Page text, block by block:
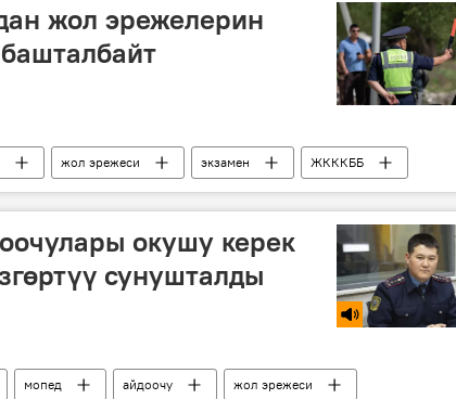
жол эрежелерин
жол эрежеси экзамен ЖКККББ
окушу керек
сунушталды
мопед айдоочу
жол эрежеси